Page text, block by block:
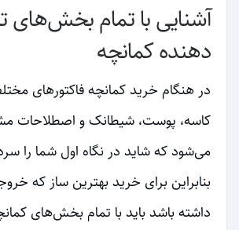
آشنایی با تمام
دهنده کمانچه
در هنگام خرید کمانچه فاکتورهای
کاسه، پوست، شیطانک و اصطلاحات
می‌شود که شاید در نگاه اول شما را
بنابراین برای خرید بهترین ساز که
داشته باشد باید با تمام بخش‌های